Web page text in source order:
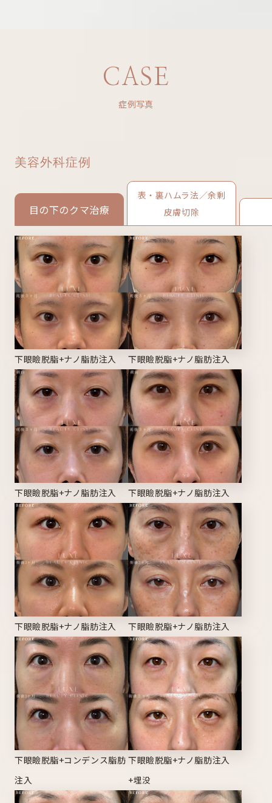
CASE
症例写真
美容外科症例
目の下のクマ治療
表・裏ハムラ法／余剰
皮膚切除
下眼瞼脱脂+ナノ脂肪注入 下眼瞼脱脂+ナノ脂肪注入
下眼瞼脱脂+ナノ脂肪注入 下眼瞼脱脂+ナノ脂肪注入
下眼瞼脱脂+ナノ脂肪注入 下眼瞼脱脂+ナノ脂肪注入
下眼瞼脱脂+コンデンス脂肪
注入
下眼瞼脱脂+ナノ脂肪注入
+埋没